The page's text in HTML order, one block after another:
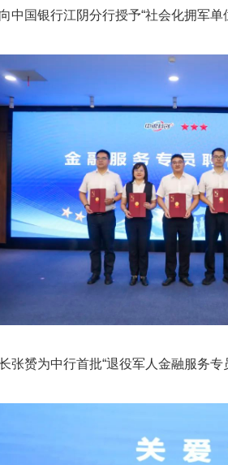
国银行江阴分行授予“社会化拥军单
张赟为中行首批“退役军人金融服务专